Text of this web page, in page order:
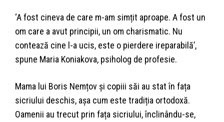
‘A fost cineva de care m-am simțit aproape. A fost un
om care a avut principii, un om charismatic. Nu
contează cine l-a ucis, este o pierdere ireparabilă’,
spune Maria Koniakova, psiholog de profesie.
Mama lui Boris Nemțov și copiii săi au stat în fața
sicriului deschis, așa cum este tradiția ortodoxă.
Oamenii au trecut prin fața sicriului, înclinându-se,